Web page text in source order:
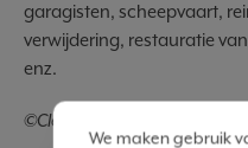
garagisten, scheepvaart,
verwijdering, restauratie
enz.
©Clean Surface Group
We maken gebruik